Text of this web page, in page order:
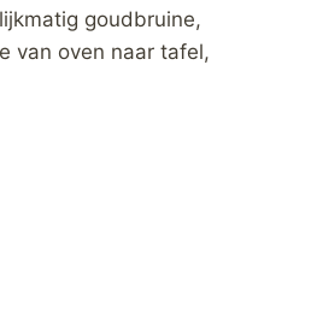
goudbruine,
van oven naar tafel,